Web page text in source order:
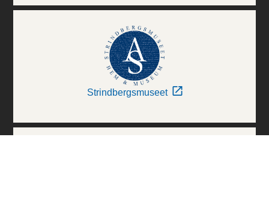
Strindbergsmuseet